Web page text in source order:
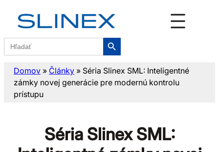
Search
for:
Search Button
Domov » Články » Séria Slinex SML: Inteligentné
zámky novej generácie pre modernú kontrolu
prístupu
Séria Slinex SML: